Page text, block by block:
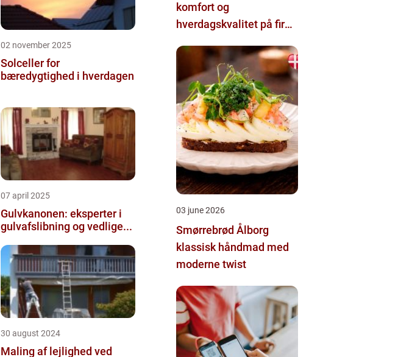
02 november 2025
Solceller for
bæredygtighed i hverdagen
07 april 2025
Gulvkanonen: eksperter i
gulvafslibning og vedlige...
30 august 2024
Maling af lejlighed ved
komfort og
hverdagskvalitet på fire
03 june 2026
Smørrebrød Ålborg
klassisk håndmad med
moderne twist